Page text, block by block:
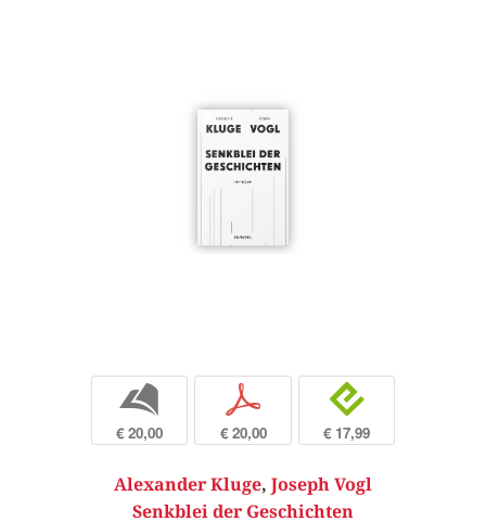
b
€ 20,00
p
€ 20,00
e
€ 17,99
Alexander Kluge, Joseph Vogl
Senkblei der Geschichten